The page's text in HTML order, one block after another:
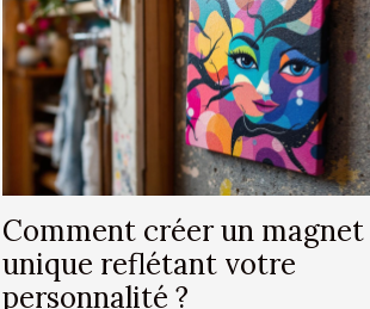
Comment créer un magnet
unique reflétant votre
personnalité ?